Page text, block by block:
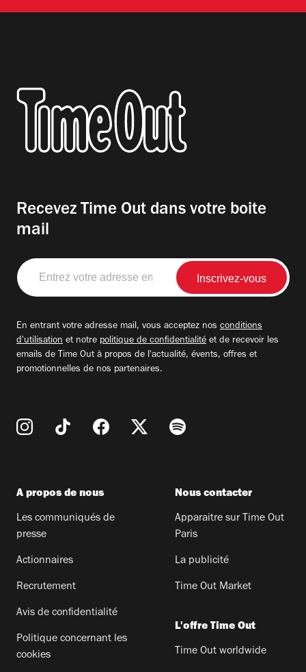
Recevez Time Out dans votre boite
mail
Entrez
votre
adresse
En entrant votre adresse mail, vous acceptez nos conditions
d'utilisation et notre politique de confidentialité et de recevoir les
emails de Time Out à propos de l'actualité, évents, offres et
promotionnelles de nos partenaires.
A propos de nous
Les communiqués de
presse
Actionnaires
Recrutement
Avis de confidentialité
Politique concernant les
cookies
Nous contacter
Apparaitre sur Time Out
Paris
La publicité
Time Out Market
L'offre Time Out
Time Out worldwide